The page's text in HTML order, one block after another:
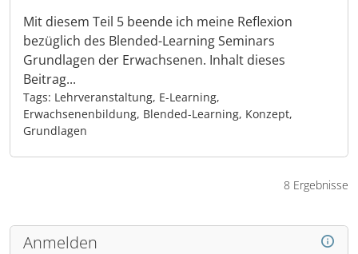
Mit diesem Teil 5 beende ich meine Reflexion
bezüglich des Blended-Learning Seminars
Grundlagen der Erwachsenen. Inhalt dieses
Beitrag...
Tags: Lehrveranstaltung, E-Learning,
Erwachsenenbildung, Blended-Learning, Konzept,
Grundlagen
8 Ergebnisse
Anmelden